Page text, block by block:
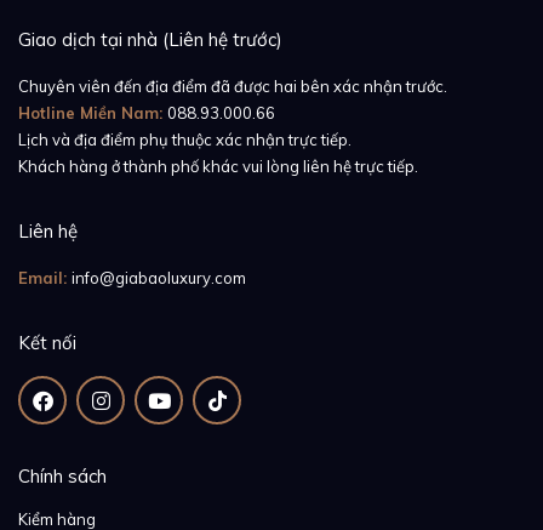
Giao dịch tại nhà (Liên hệ trước)
Chuyên viên đến địa điểm đã được hai bên xác nhận trước.
Hotline Miền Nam: 088.93.000.66
Lịch và địa điểm phụ thuộc xác nhận trực tiếp.
Khách hàng ở thành phố khác vui lòng liên hệ trực tiếp.
Liên hệ
Email: info@giabaoluxury.com
Kết nối
Chính sách
Kiểm hàng